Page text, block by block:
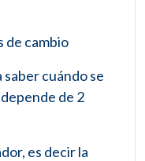
de cambio
cuándo se
de 2
es decir la